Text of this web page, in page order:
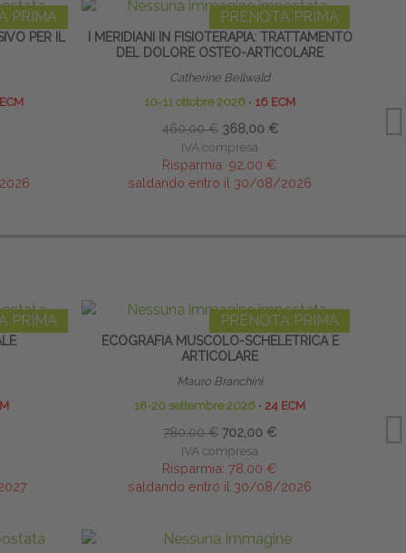
PRIMA
PER IL
PRENOTA PRIMA
I MERIDIANI IN FISIOTERAPIA: TRATTAMENTO
DEL DOLORE OSTEO-ARTICOLARE
Catherine Bellwald
10-11 ottobre 2026 ∙ 16 ECM
460,00 € 368,00 €
IVA compresa
Risparmia: 92,00 €
saldando entro il 30/08/2026
PRIMA PRENOTA PRIMA
ECOGRAFIA MUSCOLO-SCHELETRICA E
ARTICOLARE
Mauro Branchini
18-20 settembre 2026 ∙ 24 ECM
780,00 € 702,00 €
IVA compresa
Risparmia: 78,00 €
saldando entro il 30/08/2026